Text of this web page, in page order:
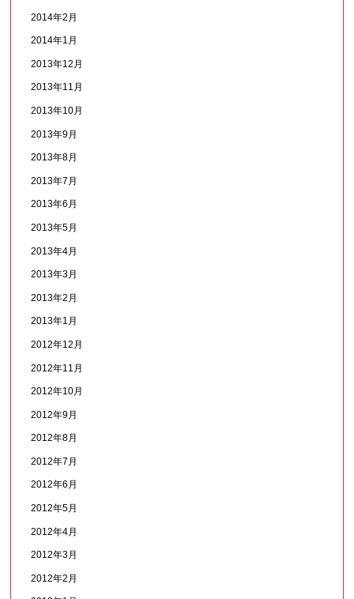
2014年2月
2014年1月
2013年12月
2013年11月
2013年10月
2013年9月
2013年8月
2013年7月
2013年6月
2013年5月
2013年4月
2013年3月
2013年2月
2013年1月
2012年12月
2012年11月
2012年10月
2012年9月
2012年8月
2012年7月
2012年6月
2012年5月
2012年4月
2012年3月
2012年2月